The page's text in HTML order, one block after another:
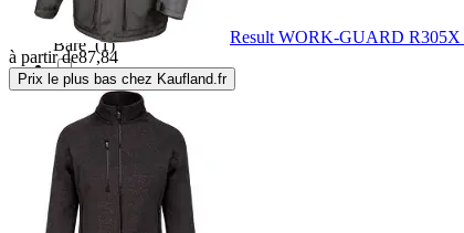
Bare(1)
Basil(78)
BBB
Result WORK-GUARD R305X
à partir de87,84
Prix le plus bas chez Kaufland.fr